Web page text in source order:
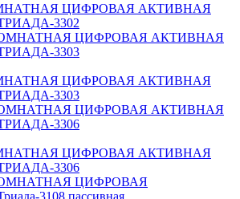
ЦИФРОВАЯ АКТИВНАЯ
3302
ЦИФРОВАЯ АКТИВНАЯ
3303
ЦИФРОВАЯ АКТИВНАЯ
3306